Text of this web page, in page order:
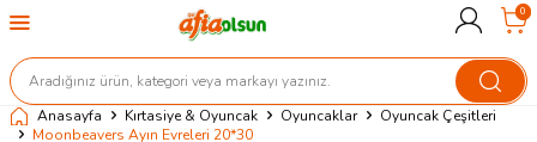
0
Anasayfa Kırtasiye & Oyuncak Oyuncaklar
Oyuncak Çeşitleri
Moonbeavers Ayın Evreleri 20*30